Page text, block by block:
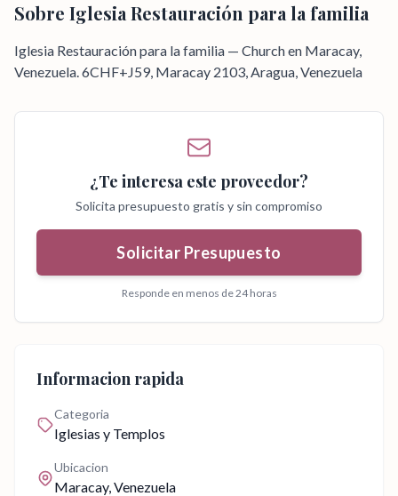
Sobre Iglesia Restauración para la familia
Iglesia Restauración para la familia — Church en Maracay,
Venezuela. 6CHF+J59, Maracay 2103, Aragua, Venezuela
¿Te interesa este proveedor?
Solicita presupuesto gratis y sin compromiso
Solicitar Presupuesto
Responde en menos de 24 horas
Informacion rapida
Categoria
Iglesias y Templos
Ubicacion
Maracay, Venezuela